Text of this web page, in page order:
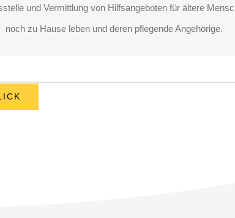
und Vermittlung von Hilfsangeboten für ältere
noch zu Hause leben und deren pflegende Angehörige.